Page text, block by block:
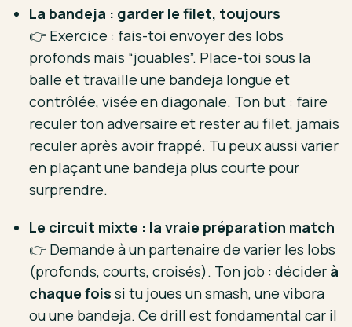
La bandeja : garder le filet, toujours
👉 Exercice : fais-toi envoyer des lobs
profonds mais “jouables”. Place-toi sous la
balle et travaille une bandeja longue et
contrôlée, visée en diagonale. Ton but : faire
reculer ton adversaire et rester au filet, jamais
reculer après avoir frappé. Tu peux aussi varier
en plaçant une bandeja plus courte pour
surprendre.
Le circuit mixte : la vraie préparation match
👉 Demande à un partenaire de varier les lobs
(profonds, courts, croisés). Ton job : décider à
chaque fois si tu joues un smash, une vibora
ou une bandeja. Ce drill est fondamental car il